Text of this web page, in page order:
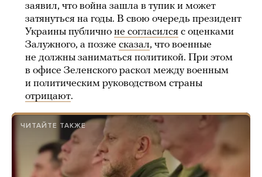
заявил, что война зашла в тупик и может
затянуться на годы. В свою очередь президент
Украины публично не согласился с оценками
Залужного, а позже сказал, что военные
не должны заниматься политикой. При этом
в офисе Зеленского раскол между военным
и политическим руководством страны
отрицают.
ЧИТАЙТЕ ТАКЖЕ